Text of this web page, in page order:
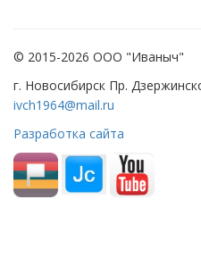
© 2015-2026 ООО "Иваныч"
г. Новосибирск Пр.
ivch1964@mail.ru
Разработка сайта